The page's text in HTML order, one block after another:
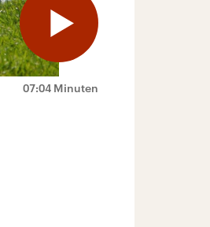
07:04 Minuten